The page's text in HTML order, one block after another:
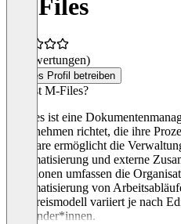
M-Files
(0 Bewertungen)
Dieses Profil betreiben
Was ist M-Files?
M-Files ist eine
Unternehmen richtet, die ihre
Software ermöglicht die
Automatisierung und externe
Funktionen umfassen die
Automatisierung von
Das Preismodell variiert je nach
Anwender*innen.